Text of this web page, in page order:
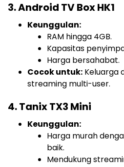
3. Android TV Box HK1
Keunggulan:
RAM hingga 4GB.
Kapasitas
Harga bersahabat.
Cocok untuk: Keluarga
streaming multi-user.
4. Tanix TX3 Mini
Keunggulan:
Harga murah
baik.
Mendukung